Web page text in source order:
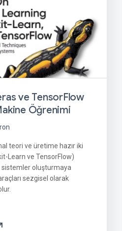
ve TensorFlow
Öğrenimi
teori ve üretime hazır iki
Learn ve TensorFlow)
sistemler oluşturmaya
sezgisel olarak